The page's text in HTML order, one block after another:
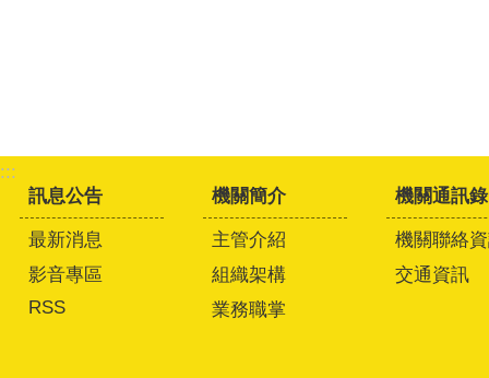
:::
訊息公告
最新消息
影音專區
RSS
機關簡介
主管介紹
組織架構
業務職掌
機關通訊錄
機關聯絡
交通資訊